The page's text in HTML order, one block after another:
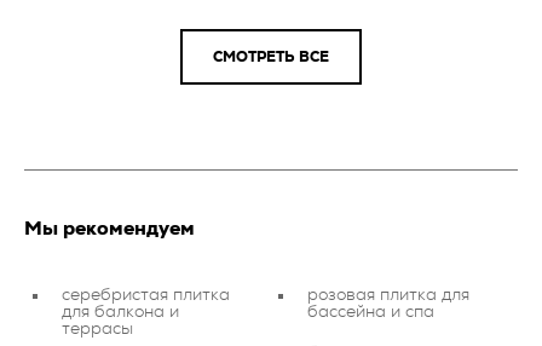
СМОТРЕТЬ ВСЕ
Мы рекомендуем
серебристая плитка
для балкона и
террасы
розовая плитка для
бассейна и спа